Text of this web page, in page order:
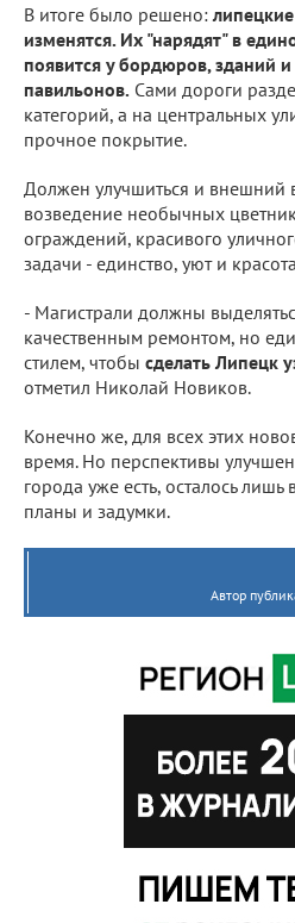
В итоге было решено:
изменятся. Их "нарядят" в
появится у бордюров, зданий
павильонов. Сами дороги
категорий, а на центральных
прочное покрытие.
Должен улучшиться и внешний
возведение необычных
ограждений, красивого
задачи - единство, уют и
- Магистрали должны
качественным ремонтом, но
стилем, чтобы сделать Липецк
отметил Николай Новиков.
Конечно же, для всех этих
время. Но перспективы
города уже есть, осталось лишь
планы и задумки.
Автор